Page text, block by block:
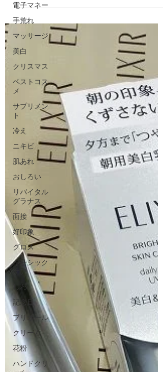
電子マネー
手荒れ
マッサージ
美白
クリスマス
ベストコス
メ
サプリメン
ト
冷え
ニキビ
肌あれ
おしろい
リバイタル
グラナス
面接
好印象
グロス
ベーシック
ケア
しわ
記念日
プリオール
クリーム
花粉
ハンドクリ
（温感メイク落とし） 1,980円（税
込） こんなことありませんか？ ✔ 肌の
くすみやごわつきが気になる ✔ 最近、
肌悩みが増えると同時にスキンケアの効
果を感じな...